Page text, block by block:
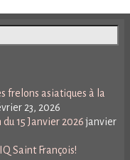
frelons asiatiques à la
23, 2026
15 Janvier 2026 janvier
Saint François!